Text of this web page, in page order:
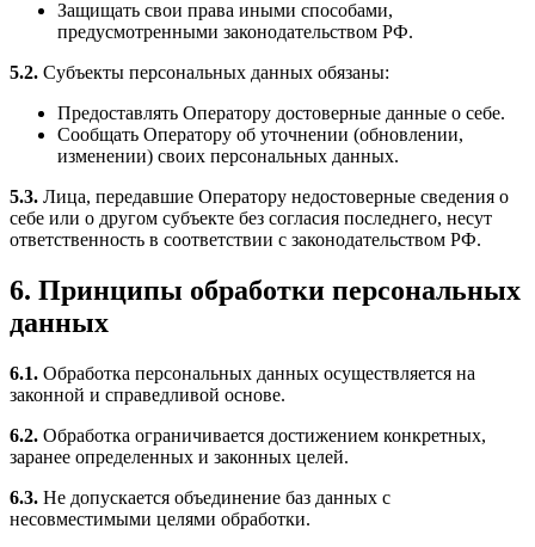
Защищать свои права иными способами,
предусмотренными законодательством РФ.
5.2. Субъекты персональных данных обязаны:
Предоставлять Оператору достоверные данные о себе.
Сообщать Оператору об уточнении (обновлении,
изменении) своих персональных данных.
5.3. Лица, передавшие Оператору недостоверные сведения о
себе или о другом субъекте без согласия последнего, несут
ответственность в соответствии с законодательством РФ.
6. Принципы обработки персональных
данных
6.1. Обработка персональных данных осуществляется на
законной и справедливой основе.
6.2. Обработка ограничивается достижением конкретных,
заранее определенных и законных целей.
6.3. Не допускается объединение баз данных с
несовместимыми целями обработки.